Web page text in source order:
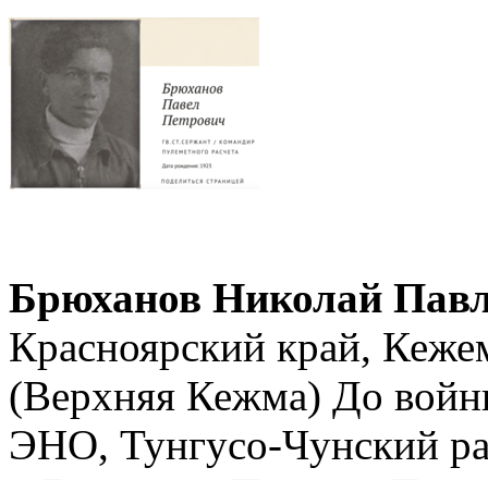
Брюханов Николай
Красноярский край,
(Верхняя Кежма) До
ЭНО, Тунгусо-Чунский